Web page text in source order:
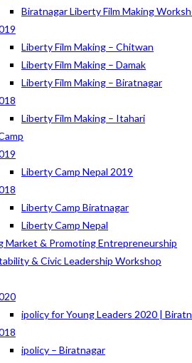
Biratnagar Liberty Film Making
Liberty Film Making – Chitwan
Liberty Film Making – Damak
Liberty Film Making – Biratnagar
Liberty Film Making – Itahari
Liberty Camp Nepal 2019
Liberty Camp Biratnagar
Liberty Camp Nepal
Market & Promoting Entrepreneurship
& Civic Leadership Workshop
ipolicy for Young Leaders 2020 |
ipolicy – Biratnagar